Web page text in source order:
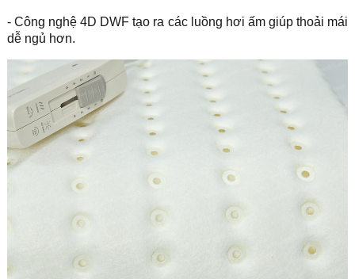
- Công nghệ 4D DWF tạo ra các luồng hơi ấm giúp thoải mái
dễ ngủ hơn.